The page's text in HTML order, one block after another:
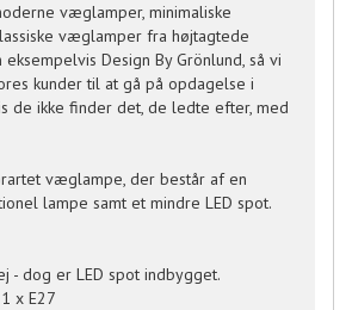
væglamper, minimaliske
væglamper fra højtagtede
Design By Grönlund, så vi
kunder til at gå på opdagelse i
de ikke finder det, de ledte efter, med
væglampe, der består af en
lampe samt et mindre LED spot.
- dog er LED spot indbygget.
x E27